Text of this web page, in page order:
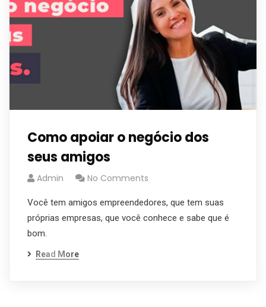
Como apoiar o negócio dos
seus amigos
Admin No Comments
Você tem amigos empreendedores, que tem suas
próprias empresas, que você conhece e sabe que é
bom.
Read More